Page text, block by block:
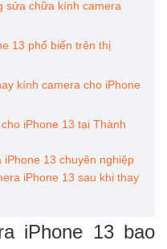
sửa chữa kính camera
13 phổ biến trên thị
kính camera cho iPhone
iPhone 13 tại Thành
13 chuyên nghiệp
iPhone 13 sau khi thay
iPhone 13 bao